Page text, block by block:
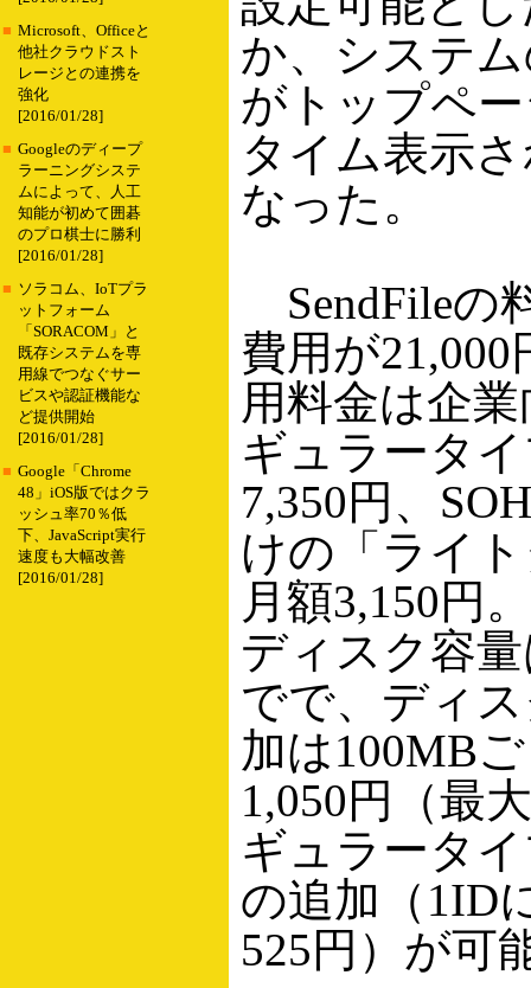
■ Microsoft、Officeと
他社クラウドスト
レージとの連携を
強化
[2016/01/28]
■ Googleのディープ
ラーニングシステ
ムによって、人工
知能が初めて囲碁
のプロ棋士に勝利
[2016/01/28]
■ ソラコム、IoTプラ
ットフォーム
「SORACOM」と
既存システムを専
用線でつなぐサー
ビスや認証機能な
ど提供開始
[2016/01/28]
■ Google「Chrome
48」iOS版ではクラ
ッシュ率70％低
下、JavaScript実行
速度も大幅改善
[2016/01/28]
か、システ
がトップペ
タイム表示
なった。
SendFileの
費用が21,000
用料金は企
ギュラータ
7,350円、
けの「ライ
月額3,150円
ディスク容
でで、ディ
加は100MB
1,050円（最
ギュラータ
の追加（1ID
525円）が可